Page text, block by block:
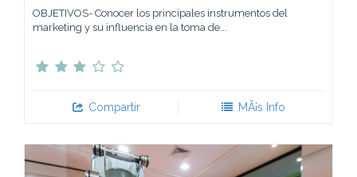
OBJETIVOS- Conocer los principales instrumentos del
marketing y su influencia en la toma de...
Compartir MÃ¡s Info